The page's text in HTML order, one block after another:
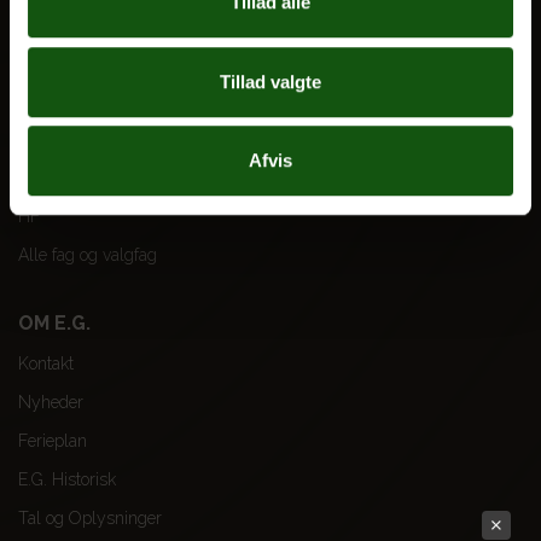
Tillad valgte
Afvis
Optagelse
VORES UDDANNELSER
HF
Alle fag og valgfag
OM E.G.
Kontakt
Nyheder
Ferieplan
E.G. Historisk
Tal og Oplysninger